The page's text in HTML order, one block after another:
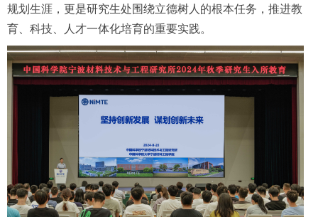
规划生涯，更是研究生处围绕立德树人的根本任务，推进教
育、科技、人才一体化培育的重要实践。